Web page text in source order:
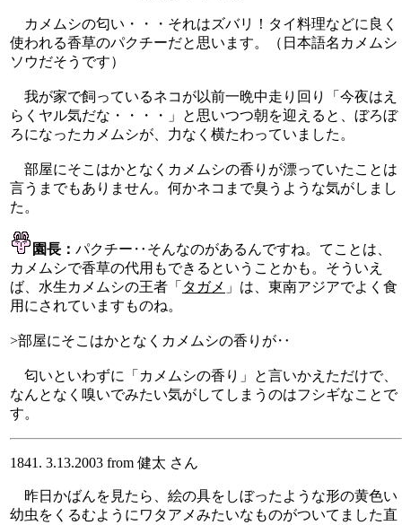
カメムシの匂い・・・それはズバリ！タイ料理などに良く
使われる香草のパクチーだと思います。（日本語名カメムシ
ソウだそうです）
我が家で飼っているネコが以前一晩中走り回り「今夜はえ
らくヤル気だな・・・・」と思いつつ朝を迎えると、ぼろぼ
ろになったカメムシが、力なく横たわっていました。
部屋にそこはかとなくカメムシの香りが漂っていたことは
言うまでもありません。何かネコまで臭うような気がしまし
た。
園長： パクチー‥そんなのがあるんですね。てことは、
カメムシで香草の代用もできるということかも。そういえ
ば、水生カメムシの王者「 タガメ 」は、東南アジアでよく食
用にされていますものね。
>部屋にそこはかとなくカメムシの香りが‥
匂いといわずに「カメムシの香り」と言いかえただけで、
なんとなく嗅いでみたい気がしてしまうのはフシギなことで
す。
1841. 3.13.2003 from 健太 さん
昨日かばんを見たら、絵の具をしぼったような形の黄色い
幼虫をくるむようにワタアメみたいなものがついてました直